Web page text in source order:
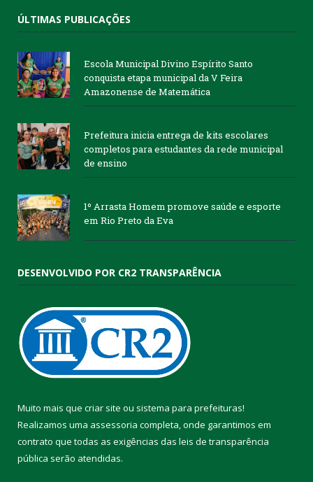
ÚLTIMAS PUBLICAÇÕES
Escola Municipal Divino Espírito Santo
conquista etapa municipal da V Feira
Amazonense de Matemática
Prefeitura inicia entrega de kits escolares
completos para estudantes da rede municipal
de ensino
1º Arrasta Homem promove saúde e esporte
em Rio Preto da Eva
DESENVOLVIDO POR CR2 TRANSPARÊNCIA
Muito mais que criar site ou sistema para prefeituras!
Realizamos uma assessoria completa, onde garantimos em
contrato que todas as exigências das leis de transparência
pública serão atendidas.